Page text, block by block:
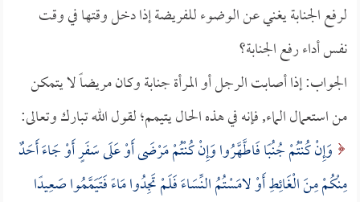
لرفع الجنابة يغني عن الوضوء للفريضة إذا دخل وقتها في وقت
نفس أداء رفع الجنابة؟
الجواب: إذا أصابت الرجل أو المرأة جنابة وكان مريضاً لا يتمكن
من استعمال الماء, فإنه في هذه الحال يتيمم؛ لقول الله تبارك وتعالى:
وَإِنْ كُنْتُمْ جُنُبًا فَاطَّهَّرُوا وَإِنْ كُنْتُمْ مَرْضَى أَوْ عَلَى سَفَرٍ أَوْ جَاءَ أَحَدٌ
مِنْكُمْ مِنَ الْغَائِطِ أَوْ لامَسْتُمُ النِّسَاءَ فَلَمْ تَجِدُوا مَاءً فَتَيَمَّمُوا صَعِيدًا